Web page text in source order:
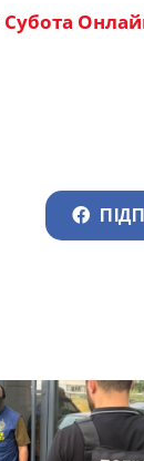
Субота